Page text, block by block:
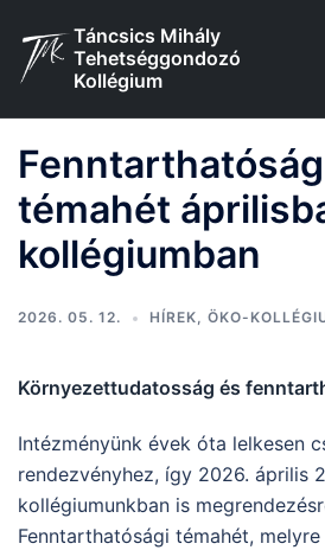
content
Táncsics Mihály
Tehetséggondozó
Kollégium
témahét
kollégiumban
2026. 05. 12. HÍREK, ÖKO-
Környezettudatosság és
Intézményünk évek óta lelkesen
rendezvényhez, így 2026. április
kollégiumunkban is
Fenntarthatósági témahét,